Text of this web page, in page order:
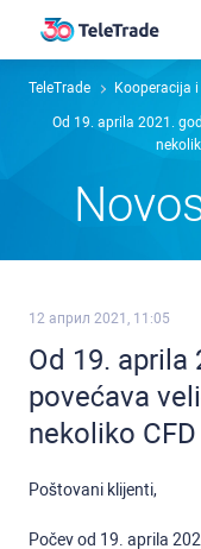
TeleTrade Kooperacija
Od 19. aprila 2021.
12 април 2021, 11:05
Od 19. aprila
povećava
nekoliko
Poštovani klijenti,
Počev od 19. aprila